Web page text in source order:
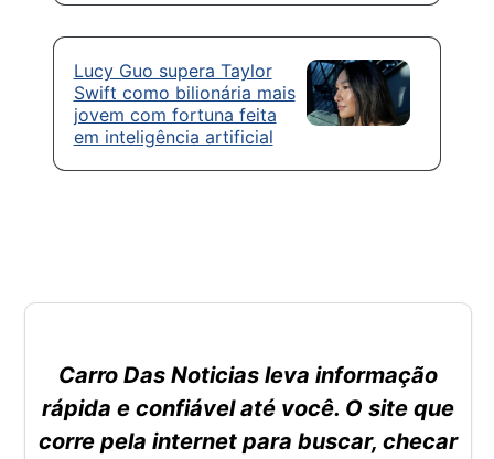
Lucy Guo supera Taylor
Swift como bilionária mais
jovem com fortuna feita
em inteligência artificial
Carro Das Noticias leva informação
rápida e confiável até você. O site que
corre pela internet para buscar, checar